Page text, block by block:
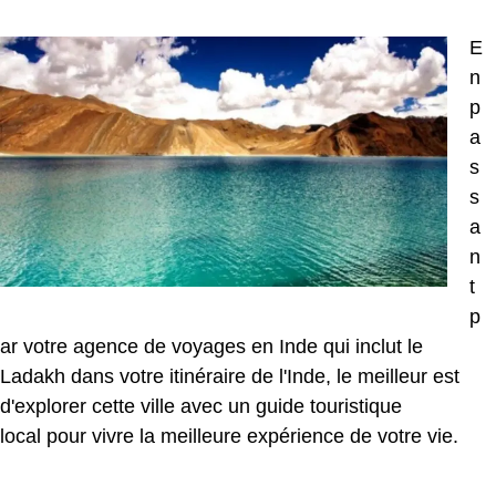
E
n
p
a
s
s
a
n
t
p
ar votre agence de voyages en Inde qui inclut le
Ladakh dans votre itinéraire de l'Inde, le meilleur est
d'explorer cette ville avec un guide touristique
local pour vivre la meilleure expérience de votre vie.